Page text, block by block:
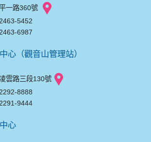
一路360號
5452
6987
心（觀音山管理站）
雲路三段130號
8888
9444
心